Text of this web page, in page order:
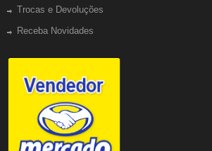
Trocas e Devoluções
Receba Novidades